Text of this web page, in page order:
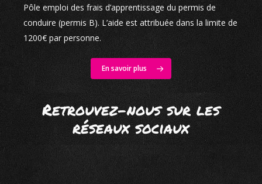
Pôle emploi des frais d’apprentissage du permis de
conduire (permis B). L’aide est attribuée dans la limite de
1200€ par personne.
En savoir plus
Retrouvez-nous sur les
réseaux sociaux